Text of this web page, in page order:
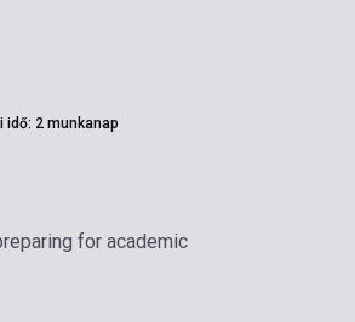
2 munkanap
for academic